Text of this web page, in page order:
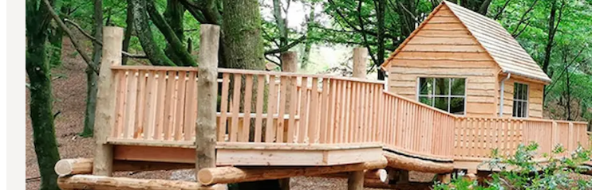
Övernatta
Planera resan